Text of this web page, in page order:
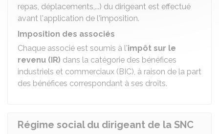
repas, déplacements,...) du dirigeant est effectué
avant l'application de l'imposition.
Imposition des associés
Chaque associé est soumis à l'impôt sur le
revenu (IR) dans la catégorie des bénéfices
industriels et commerciaux (BIC), à raison de la part
des bénéfices correspondant à ses droits.
Régime social du dirigeant de la SNC